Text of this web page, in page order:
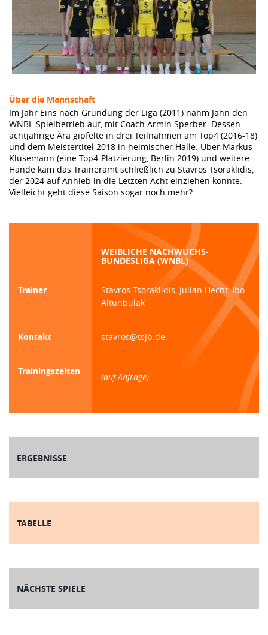
Über die Mannschaft
Im Jahr Eins nach Gründung der Liga (2011) nahm Jahn den
WNBL-Spielbetrieb auf, mit Coach Armin Sperber. Dessen
achtjährige Ära gipfelte in drei Teilnahmen am Top4 (2016-18)
und dem Meistertitel 2018 in heimischer Halle. Über Markus
Klusemann (eine Top4-Platzierung, Berlin 2019) und weitere
Hände kam das Traineramt schließlich zu Stavros Tsoraklidis,
der 2024 auf Anhieb in die Letzten Acht einziehen konnte.
Vielleicht geht diese Saison sogar noch mehr?
WEIBLICHE NACHWUCHS-
BUNDESLIGA (WNBL)
Trainer
Stavros Tsoraklidis, Julian Hecht, Ibo
Altunbulak
Kontakt stavros@tsjb.de
Trainingszeiten
(auf Anfrage)
ERGEBNISSE
TABELLE
NÄCHSTE SPIELE